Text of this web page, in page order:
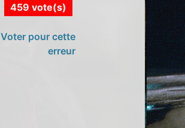
459 vote(s)
Voter pour cette
erreur